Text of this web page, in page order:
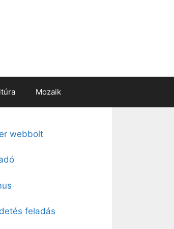
Mozaik
webbolt
feladás